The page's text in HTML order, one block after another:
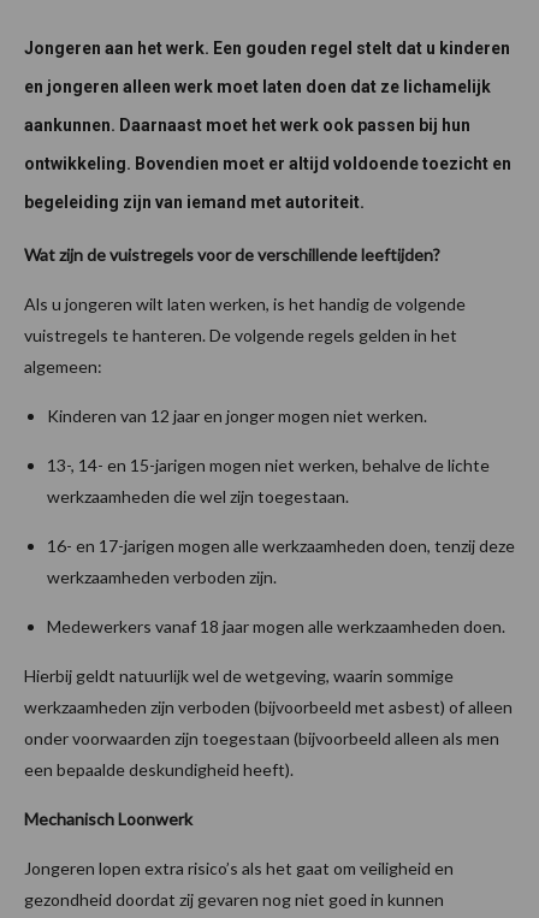
Jongeren aan het werk. Een gouden regel stelt dat u kinderen
en jongeren alleen werk moet laten doen dat ze lichamelijk
aankunnen. Daarnaast moet het werk ook passen bij hun
ontwikkeling. Bovendien moet er altijd voldoende toezicht en
begeleiding zijn van iemand met autoriteit.
Wat zijn de vuistregels voor de verschillende leeftijden?
Als u jongeren wilt laten werken, is het handig de volgende
vuistregels te hanteren. De volgende regels gelden in het
algemeen:
Kinderen van 12 jaar en jonger mogen niet werken.
13-, 14- en 15-jarigen mogen niet werken, behalve de lichte
werkzaamheden die wel zijn toegestaan.
16- en 17-jarigen mogen alle werkzaamheden doen, tenzij deze
werkzaamheden verboden zijn.
Medewerkers vanaf 18 jaar mogen alle werkzaamheden doen.
Hierbij geldt natuurlijk wel de wetgeving, waarin sommige
werkzaamheden zijn verboden (bijvoorbeeld met asbest) of alleen
onder voorwaarden zijn toegestaan (bijvoorbeeld alleen als men
een bepaalde deskundigheid heeft).
Mechanisch Loonwerk
Jongeren lopen extra risico’s als het gaat om veiligheid en
gezondheid doordat zij gevaren nog niet goed in kunnen